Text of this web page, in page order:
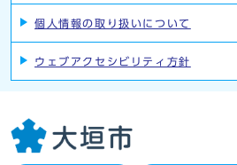
個人情報の取り扱いについて
ウェブアクセシビリティ方針